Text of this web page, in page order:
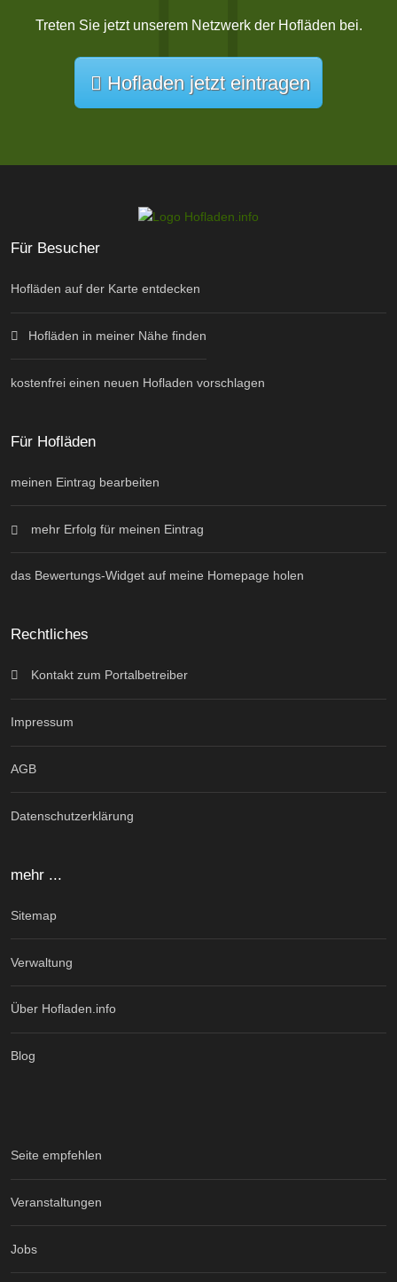
Treten Sie jetzt unserem Netzwerk der Hofläden bei.
Hofladen jetzt eintragen
Für Besucher
Hofläden auf der Karte entdecken
Hofläden in meiner Nähe finden
kostenfrei einen neuen Hofladen vorschlagen
Für Hofläden
meinen Eintrag bearbeiten
mehr Erfolg für meinen Eintrag
das Bewertungs-Widget auf meine Homepage holen
Rechtliches
Kontakt zum Portalbetreiber
Impressum
AGB
Datenschutzerklärung
mehr ...
Sitemap
Verwaltung
Über Hofladen.info
Blog
Seite empfehlen
Veranstaltungen
Jobs